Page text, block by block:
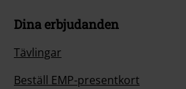
Dina erbjudanden
Tävlingar
Beställ EMP-presentkort